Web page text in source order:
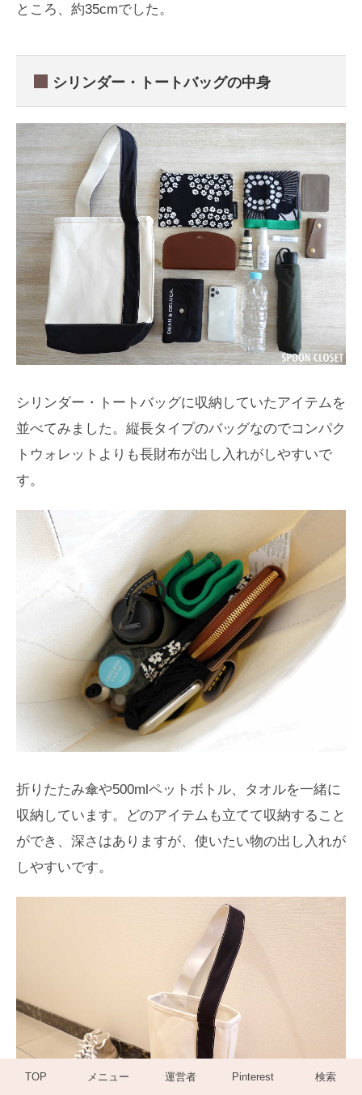
ところ、約35cmでした。
シリンダー・トートバッグの中身
シリンダー・トートバッグに収納していたアイテムを
並べてみました。縦長タイプのバッグなのでコンパク
トウォレットよりも長財布が出し入れがしやすいで
す。
折りたたみ傘や500mlペットボトル、タオルを一緒に
収納しています。どのアイテムも立てて収納すること
ができ、深さはありますが、使いたい物の出し入れが
しやすいです。
TOP メニュー 運営者 Pinterest 検索